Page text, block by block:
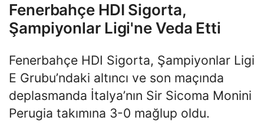
Fenerbahçe HDI Sigorta,
Şampiyonlar Ligi'ne Veda Etti
Fenerbahçe HDI Sigorta, Şampiyonlar Ligi
E Grubu’ndaki altıncı ve son maçında
deplasmanda İtalya’nın Sir Sicoma Monini
Perugia takımına 3-0 mağlup oldu.